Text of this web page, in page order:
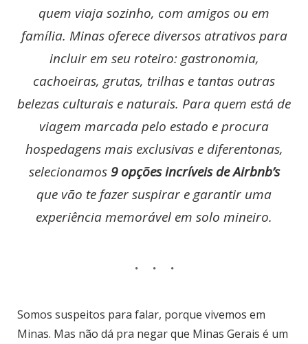
quem viaja sozinho, com amigos ou em
família. Minas oferece diversos atrativos para
incluir em seu roteiro: gastronomia,
cachoeiras, grutas, trilhas e tantas outras
belezas culturais e naturais. Para quem está de
viagem marcada pelo estado e procura
hospedagens mais exclusivas e diferentonas,
selecionamos 9 opções incríveis de Airbnb’s
que vão te fazer suspirar e garantir uma
experiência memorável em solo mineiro.
Somos suspeitos para falar, porque vivemos em
Minas. Mas não dá pra negar que Minas Gerais é um